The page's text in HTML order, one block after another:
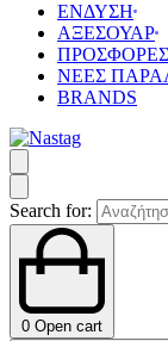
ΕΝΔΥΣΗ
ΑΞΕΣΟΥΑΡ
ΠΡΟΣΦΟΡΕΣ
ΝΕΕΣ
BRANDS
Search for:
0 Open cart